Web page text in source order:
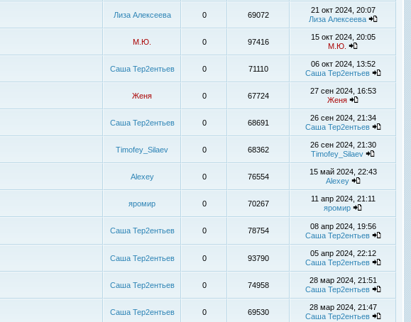
Лиза Алексеева 0 69072
21 окт 2024, 20:07
Лиза Алексеева
М.Ю. 0 97416
15 окт 2024, 20:05
М.Ю.
Саша Тер2ентьев 0 71110
06 окт 2024, 13:52
Саша Тер2ентьев
Женя 0 67724
27 сен 2024, 16:53
Женя
Саша Тер2ентьев 0 68691
26 сен 2024, 21:34
Саша Тер2ентьев
Timofey_Silaev 0 68362
26 сен 2024, 21:30
Timofey_Silaev
Alexey 0 76554
15 май 2024, 22:43
Alexey
яромир 0 70267
11 апр 2024, 21:11
яромир
Саша Тер2ентьев 0 78754
08 апр 2024, 19:56
Саша Тер2ентьев
Саша Тер2ентьев 0 93790
05 апр 2024, 22:12
Саша Тер2ентьев
Саша Тер2ентьев 0 74958
28 мар 2024, 21:51
Саша Тер2ентьев
Саша Тер2ентьев 0 69530
28 мар 2024, 21:47
Саша Тер2ентьев